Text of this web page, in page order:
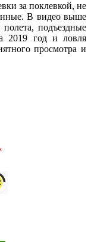
за поклевкой, не
В видео выше
подъездные
2019 год и ловля
просмотра и